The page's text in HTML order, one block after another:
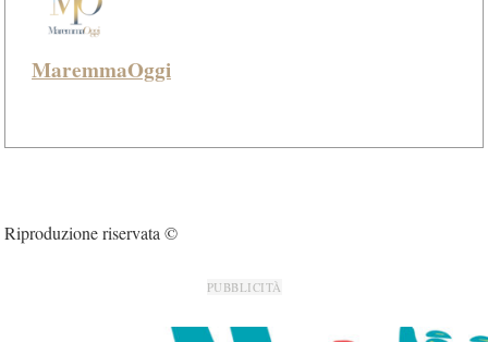
MaremmaOggi
Riproduzione riservata ©
PUBBLICITÀ